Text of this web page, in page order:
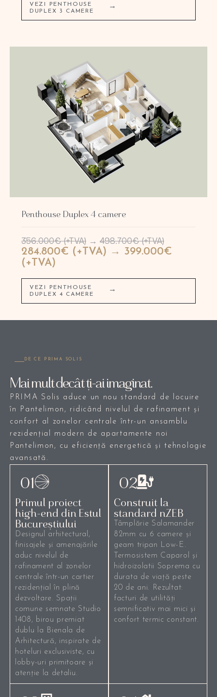
VEZI PENTHOUSE
DUPLEX 3 CAMERE
→
Penthouse Duplex 4 camere
356.000€ (+TVA) → 498.700€ (+TVA)
284.800€ (+TVA) → 399.000€
(+TVA)
VEZI PENTHOUSE
DUPLEX 4 CAMERE
→
DE CE PRIMA SOLIS
Mai mult decât ți-ai imaginat.
PRIMA Solis aduce un nou standard de locuire
în Pantelimon, ridicând nivelul de rafinament și
confort al zonelor centrale într-un ansamblu
rezidențial modern de apartamente noi
Pantelimon, cu eficiență energetică și tehnologie
avansată.
01
Primul proiect
high-end din Estul
Bucureștiului
Designul arhitectural,
finisajele și amenajările
aduc nivelul de
rafinament al zonelor
centrale într-un cartier
rezidențial în plină
dezvoltare. Spații
comune semnate Studio
1408, birou premiat
dublu la Bienala de
Arhitectură, inspirate de
hoteluri exclusiviste, cu
lobby-uri primitoare și
atenție la detaliu.
02
Construit la
standard nZEB
Tâmplărie Salamander
82mm cu 6 camere și
geam tripan Low-E.
Termosistem Caparol și
hidroizolatii Soprema cu
durata de viață peste
20 de ani. Rezultat:
facturi de utilități
semnificativ mai mici și
confort termic constant.